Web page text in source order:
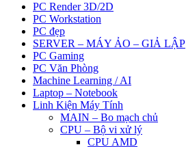
PC Render 3D/2D
PC Workstation
PC đẹp
SERVER – MÁY ẢO – GIẢ LẬP
PC Gaming
PC Văn Phòng
Machine Learning / AI
Laptop – Notebook
Linh Kiện Máy Tính
MAIN – Bo mạch chủ
CPU – Bộ vi xử lý
CPU AMD